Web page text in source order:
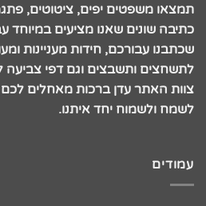
תמצאו משפטים יפים, ציטוטים,
כתיבה שונים שאנו מציעים במיוחד
שכתבנו עבורכם, חידות מעניינות
לתשחצים ותשבצים וגם דפי צביעה
צוות האתר עדן ברכות מאחלים
לשמח ולשמוח יחד איתנו.
עמודים